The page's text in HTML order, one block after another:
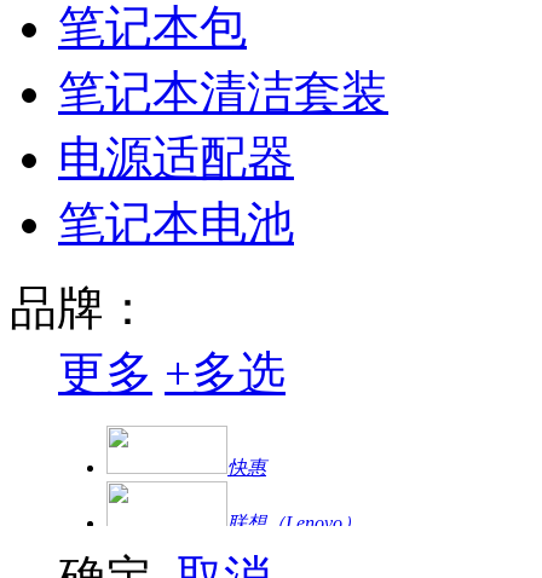
笔记本包
笔记本清洁套装
电源适配器
笔记本电池
品牌：
更多 +多选
快惠
联想（Lenovo）